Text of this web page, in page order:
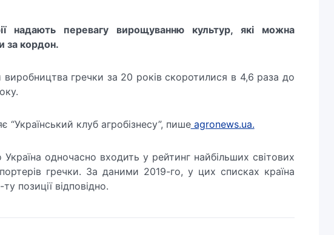
надають перевагу вирощуванню культур, які можна
за кордон.
виробництва гречки за 20 років скоротилися в 4,6 раза до
“Український клуб агробізнесу”, пишеagronews.ua.
одночасно входить у рейтинг найбільших світових
гречки. За даними 2019-го, у цих списках країна
позиції відповідно.